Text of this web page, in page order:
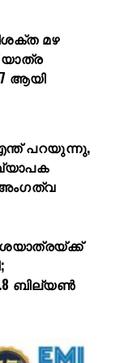
മഴ
ആയി
പറയുന്നു,
ബില്യൺ